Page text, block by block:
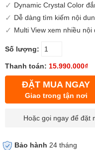
Dynamic Crystal Color
Dễ dàng tìm kiếm nội
Multi View xem nhiều
Số lượng:
Thanh toán: 15.990.000₫
ĐẶT MUA NGAY
Giao trong tận nơi
Hoặc gọi ngay để đặt
Bảo hành 24 tháng